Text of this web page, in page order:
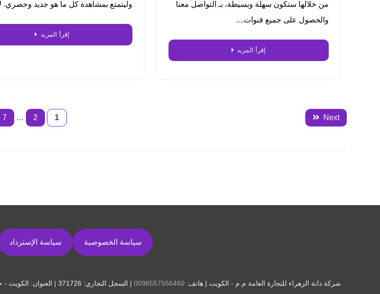
من خلالها ستكون سهلة وبسيطة، بـ التواصل معنا
والحصول على جميع قنوات…
إقرأ المزيد
وليتمتع بمشاهدة كل ما هو جديد وحصري.
إقرأ المزيد
1
2
…
7 Next
سياسة الخصوصية سياسة الإسترداد
شركة دانة الزهراء للتجارة العامة م.م - الكويت | هاتف: 0096557556460